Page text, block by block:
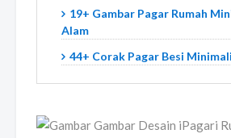
19+ Gambar Pagar Rumah
Alam
44+ Corak Pagar Besi